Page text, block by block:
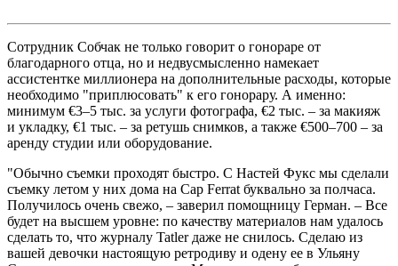
Сотрудник Собчак не только говорит о гонораре от
благодарного отца, но и недвусмысленно намекает
ассистентке миллионера на дополнительные расходы, которые
необходимо "приплюсовать" к его гонорару. А именно:
минимум €3–5 тыс. за услуги фотографа, €2 тыс. – за макияж
и укладку, €1 тыс. – за ретушь снимков, а также €500–700 – за
аренду студии или оборудование.
"Обычно съемки проходят быстро. С Настей Фукс мы сделали
съемку летом у них дома на Cap Ferrat буквально за полчаса.
Получилось очень свежо, – заверил помощницу Герман. – Все
будет на высшем уровне: по качеству материалов нам удалось
сделать то, что журналу Tatler даже не снилось. Сделаю из
вашей девочки настоящую ретродиву и одену ее в Ульяну